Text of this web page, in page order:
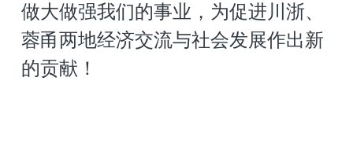
做大做强我们的事业，为促进川浙、
蓉甬两地经济交流与社会发展作出新
的贡献！